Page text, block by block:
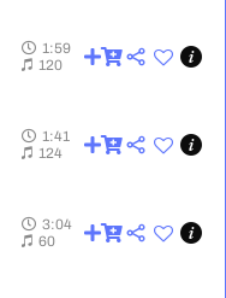
1:59
1:59
120
1:41
1:41
124
3:04
3:04
60